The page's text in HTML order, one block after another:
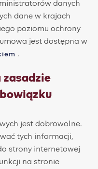
danych
dane w krajach
poziomu ochrony
jest dostępna w
.
zasadzie
jest dobrowolne.
tych informacji,
strony internetowej
na stronie